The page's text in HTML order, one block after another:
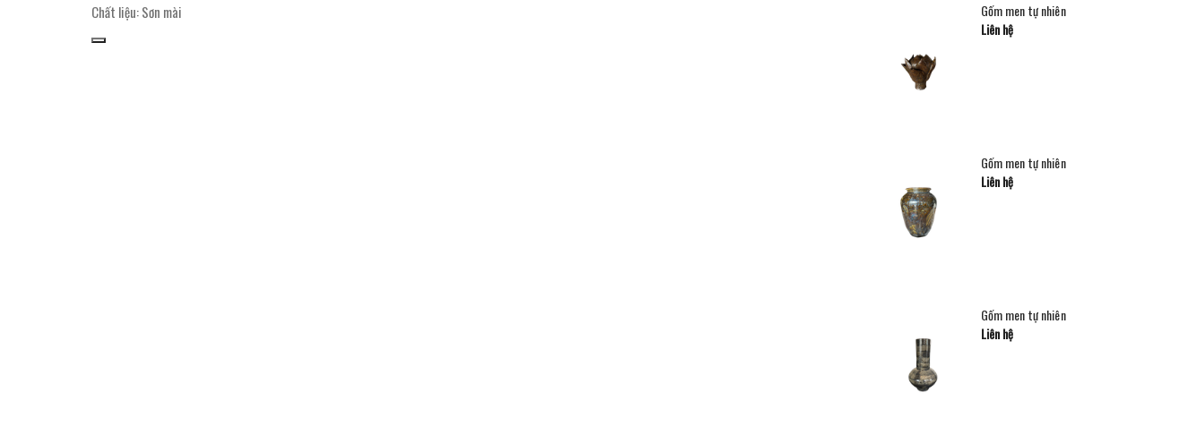
Chất liệu: Sơn mài
Gốm men tự nhiên
Liên hệ
Gốm men tự nhiên
Liên hệ
Gốm men tự nhiên
Liên hệ